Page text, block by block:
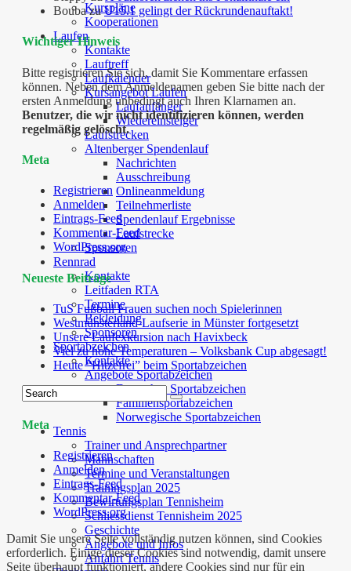
Kurspläne
Kooperationen
Laufen
Kontakte
Lauftreff
Laufkalender
Kursangebot Laufen
Laufanfänger
Wiedereinsteiger
Laufstrecken
Altenberger Spendenlauf
Nachrichten
Ausschreibung
Onlineanmeldung
Teilnehmerliste
Spendenlauf Ergebnisse
Laufstrecke
Sponsoren
Rennrad
Kontakte
Leitfaden RTA
Termine
Bekleidung
Sponsoren
Sportabzeichen
Kontakte
Angebote Sportabzeichen
Deutsches Sportabzeichen
Familiensportabzeichen
Norwegische Sportabzeichen
Tennis
Trainer und Ansprechpartner
Mannschaften
Termine und Veranstaltungen
Trainingsplan 2025
Bewirtungsplan Tennisheim
Schliessdienst Tennisheim 2025
Geschichte
Angebote und Infos
Anfahrt Tennis
BoubazuU15.1 gelingt der Rückrundenauftakt!
Wichtiger Hinweis
Bitte registrieren Sie sich, damit Sie Kommentare erfassen
können. Neben dem Anmeldenamen geben Sie bitte nach der
ersten Anmeldung unbedingt auch Ihren Klarnamen an.
Benutzer, die wir nicht identifizieren können, werden
regelmäßig gelöscht.
Meta
Registrieren
Anmelden
Eintrags-Feed
Kommentar-Feed
WordPress.org
Neueste Beiträge
TuS Fußball Frauen suchen noch Spielerinnen
Westmünsterland-Laufserie in Münster fortgesetzt
Unsere Laufexkursion nach Havixbeck
Viel zu hohe Temperaturen – Volksbank Cup abgesagt!
Heute “Hitzefrei” beim Sportabzeichen
Meta
Registrieren
Anmelden
Eintrags-Feed
Kommentar-Feed
WordPress.org
Damit Sie unsere Seite vollständig nutzen können, sind Cookies
erforderlich. Einige dieser Cookies sind notwendig, damit unsere
Seite überhaupt funktioniert, andere Cookies sind nur für ein